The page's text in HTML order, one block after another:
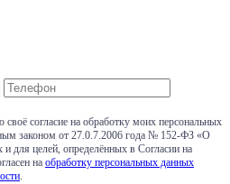
согласие на обработку моих персональных
законом от 27.0.7.2006 года № 152-ФЗ «О
для целей, определённых в Согласии на
на обработку персональных данных